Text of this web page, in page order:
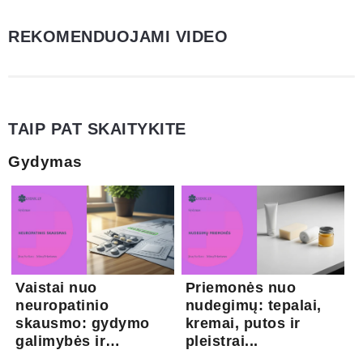
REKOMENDUOJAMI VIDEO
TAIP PAT SKAITYKITE
Gydymas
Vaistai nuo
neuropatinio
skausmo: gydymo
galimybės ir
Priemonės nuo
nudegimų: tepalai,
kremai, putos ir
pleistrai...